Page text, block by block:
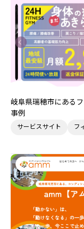
岐阜県瑞穂市にある
事例
サービスサイト フ